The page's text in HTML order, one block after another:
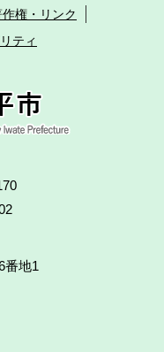
権・リンク
ティ
番地1